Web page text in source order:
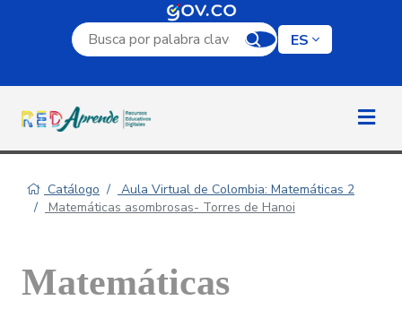
Campo de búsqueda por palabra clave
ES
Catálogo
Aula Virtual de Colombia: Matemáticas 2
Matemáticas asombrosas- Torres de Hanoi
Matemáticas